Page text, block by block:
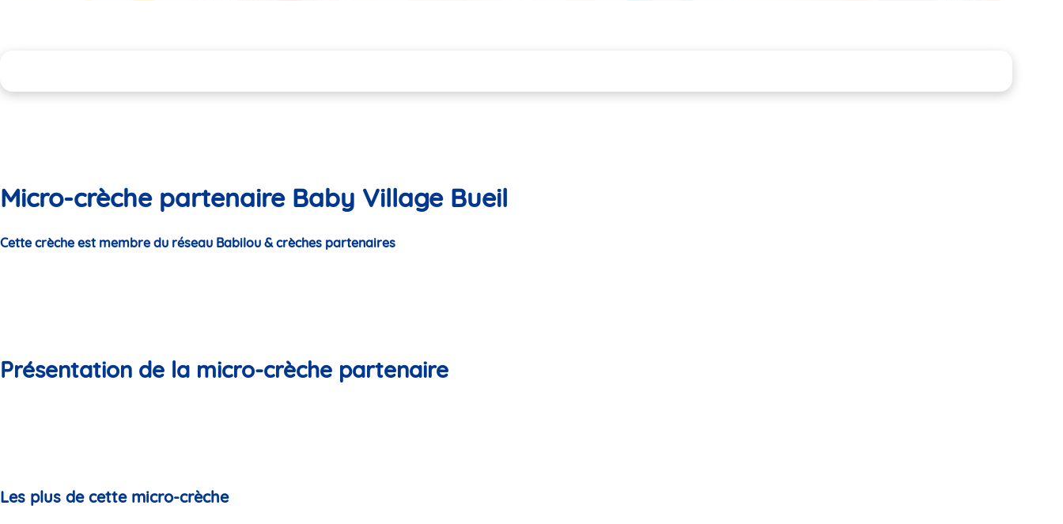
Micro-crèche partenaire Baby Village Bueil
Cette crèche est membre du réseau Babilou & crèches partenaires
Présentation de la micro-crèche partenaire
Les plus de cette micro-crèche